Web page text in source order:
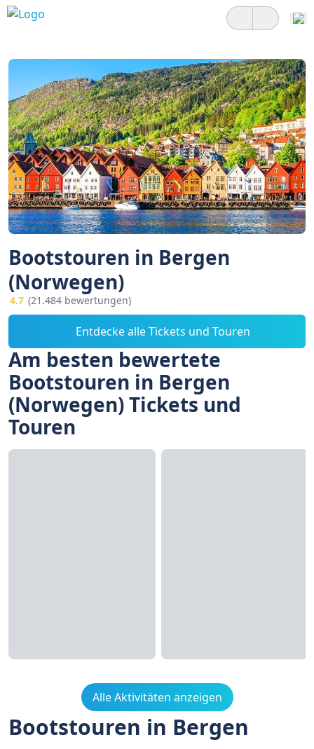
Bootstouren in Bergen
(Norwegen)
4.7 (21.484 bewertungen)
Entdecke alle Tickets und Touren
Am besten bewertete
Bootstouren in Bergen
(Norwegen) Tickets und
Touren
Alle Aktivitäten anzeigen
Bootstouren in Bergen